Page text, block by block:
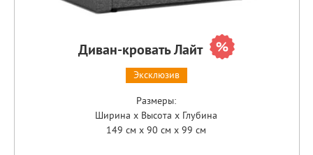
Диван-кровать Лайт
Эксклюзив
Размеры:
Ширина x Высота x Глубина
149 см x 90 см x 99 см